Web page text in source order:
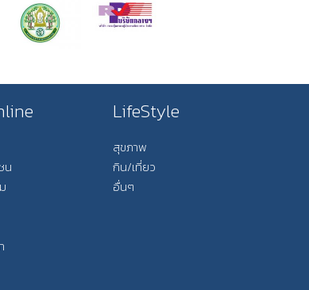
น
LifeStyle
สุขภาพ
กิน/เที่ยว
อื่นๆ